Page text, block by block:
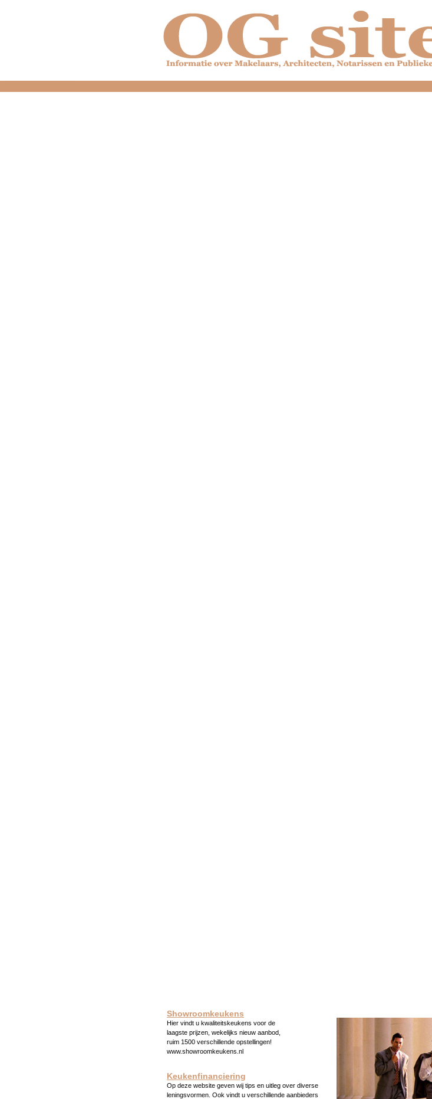
Showroomkeukens
Hier vindt u kwaliteitskeukens voor de
laagste prijzen, wekelijks nieuw aanbod,
ruim 1500 verschillende opstellingen!
www.showroomkeukens.nl
Keukenfinanciering
Op deze website geven wij tips en uitleg over diverse
leningsvormen. Ook vindt u verschillende aanbieders